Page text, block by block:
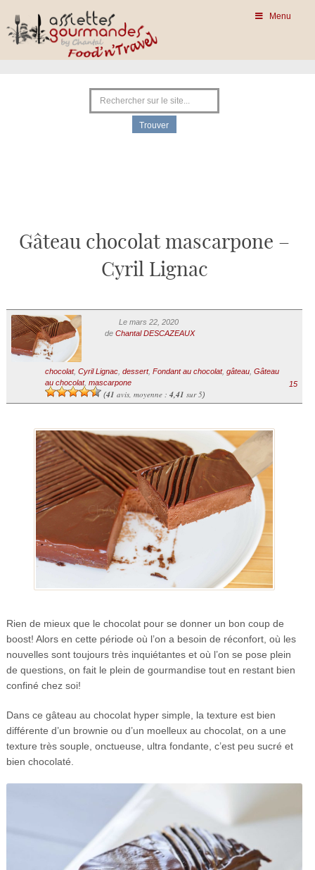
Menu
Gâteau chocolat mascarpone –
Cyril Lignac
Le mars 22, 2020
de Chantal DESCAZEAUX
chocolat, Cyril Lignac, dessert, Fondant au chocolat, gâteau, Gâteau
au chocolat, mascarpone
(41 avis, moyenne : 4,41 sur 5)
15
Rien de mieux que le chocolat pour se donner un bon coup de
boost! Alors en cette période où l’on a besoin de réconfort, où les
nouvelles sont toujours très inquiétantes et où l’on se pose plein
de questions, on fait le plein de gourmandise tout en restant bien
confiné chez soi!
Dans ce gâteau au chocolat hyper simple, la texture est bien
différente d’un brownie ou d’un moelleux au chocolat, on a une
texture très souple, onctueuse, ultra fondante, c’est peu sucré et
bien chocolaté.